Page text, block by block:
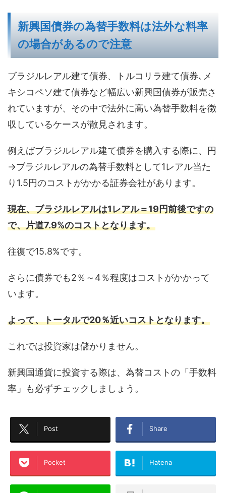
新興国債券の為替手数料は法外な料率
の場合があるので注意
ブラジルレアル建て債券、トルコリラ建て債券､メ
キシコペソ建て債券など幅広い新興国債券が販売さ
れていますが、その中で法外に高い為替手数料を徴
収しているケースが散見されます。
例えばブラジルレアル建て債券を購入する際に、円
→ブラジルレアルの為替手数料として1レアル当た
り1.5円のコストがかかる証券会社があります。
現在、ブラジルレアルは1レアル＝19円前後ですの
で、片道7.9%のコストとなります。
往復で15.8%です。
さらに債券でも2％～4％程度はコストがかかって
います。
よって、トータルで20％近いコストとなります。
これでは投資家は儲かりません。
新興国通貨に投資する際は、為替コストの「手数料
率」も必ずチェックしましょう。
Post Share
Pocket Hatena